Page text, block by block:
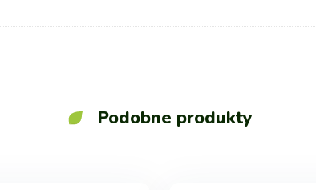
Podobne produkty